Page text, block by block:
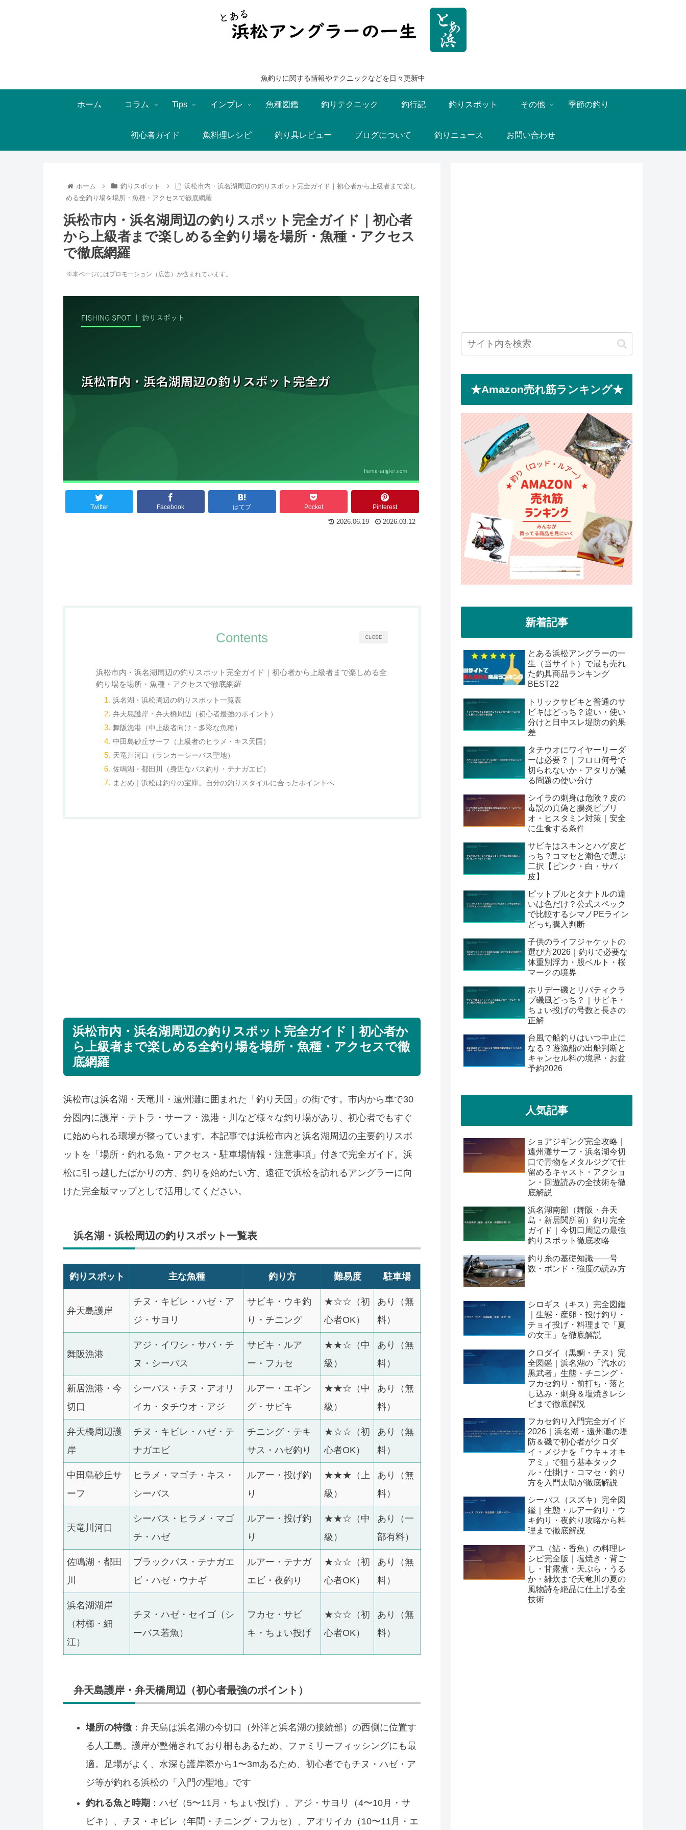
魚釣りに関する情報やテクニックなどを日々更新中
ホーム コラム Tips インプレ 魚種図鑑 釣りテクニック 釣行記 釣りスポット その他 季節の釣り
初心者ガイド 魚料理レシピ 釣り具レビュー ブログについて 釣りニュース お問い合わせ
ホーム 釣りスポット
浜松市内・浜名湖周辺の釣りスポット完全ガイド｜初心者から上級者まで楽し
める全釣り場を場所・魚種・アクセスで徹底網羅
浜松市内・浜名湖周辺の釣りスポット完全ガイド｜初心者
から上級者まで楽しめる全釣り場を場所・魚種・アクセス
で徹底網羅
※本ページにはプロモーション（広告）が含まれています。
Twitter Facebook はてブ Pocket Pinterest
2026.06.19 2026.03.12
CLOSE
Contents
浜松市内・浜名湖周辺の釣りスポット完全ガイド｜初心者から上級者まで楽しめる全
釣り場を場所・魚種・アクセスで徹底網羅
浜名湖・浜松周辺の釣りスポット一覧表
弁天島護岸・弁天橋周辺（初心者最強のポイント）
舞阪漁港（中上級者向け・多彩な魚種）
中田島砂丘サーフ（上級者のヒラメ・キス天国）
天竜川河口（ランカーシーバス聖地）
佐鳴湖・都田川（身近なバス釣り・テナガエビ）
まとめ｜浜松は釣りの宝庫。自分の釣りスタイルに合ったポイントへ
浜松市内・浜名湖周辺の釣りスポット完全ガイド｜初心者か
ら上級者まで楽しめる全釣り場を場所・魚種・アクセスで徹
底網羅
浜松市は浜名湖・天竜川・遠州灘に囲まれた「釣り天国」の街です。市内から車で30
分圏内に護岸・テトラ・サーフ・漁港・川など様々な釣り場があり、初心者でもすぐ
に始められる環境が整っています。本記事では浜松市内と浜名湖周辺の主要釣りスポ
ットを「場所・釣れる魚・アクセス・駐車場情報・注意事項」付きで完全ガイド。浜
松に引っ越したばかりの方、釣りを始めたい方、遠征で浜松を訪れるアングラーに向
けた完全版マップとして活用してください。
浜名湖・浜松周辺の釣りスポット一覧表
釣りスポット 主な魚種 釣り方 難易度 駐車場
弁天島護岸
チヌ・キビレ・ハゼ・ア
ジ・サヨリ
サビキ・ウキ釣
り・チニング
★☆☆（初
心者OK）
あり（無
料）
舞阪漁港
アジ・イワシ・サバ・チ
ヌ・シーバス
サビキ・ルア
ー・フカセ
★★☆（中
級）
あり（無
料）
新居漁港・今
切口
シーバス・チヌ・アオリ
イカ・タチウオ・アジ
ルアー・エギン
グ・サビキ
★★☆（中
級）
あり（無
料）
弁天橋周辺護
岸
チヌ・キビレ・ハゼ・テ
ナガエビ
チニング・テキ
サス・ハゼ釣り
★☆☆（初
心者OK）
あり（無
料）
中田島砂丘サ
ーフ
ヒラメ・マゴチ・キス・
シーバス
ルアー・投げ釣
り
★★★（上
級）
あり（無
料）
天竜川河口
シーバス・ヒラメ・マゴ
チ・ハゼ
ルアー・投げ釣
り
★★☆（中
級）
あり（一
部有料）
佐鳴湖・都田
川
ブラックバス・テナガエ
ビ・ハゼ・ウナギ
ルアー・テナガ
エビ・夜釣り
★☆☆（初
心者OK）
あり（無
料）
浜名湖湖岸
（村櫛・細
江）
チヌ・ハゼ・セイゴ（シ
ーバス若魚）
フカセ・サビ
キ・ちょい投げ
★☆☆（初
心者OK）
あり（無
料）
弁天島護岸・弁天橋周辺（初心者最強のポイント）
場所の特徴：弁天島は浜名湖の今切口（外洋と浜名湖の接続部）の西側に位置す
る人工島。護岸が整備されており柵もあるため、ファミリーフィッシングにも最
適。足場がよく、水深も護岸際から1〜3mあるため、初心者でもチヌ・ハゼ・ア
ジ等が釣れる浜松の「入門の聖地」です
釣れる魚と時期 ：ハゼ（5〜11月・ちょい投げ）、アジ・サヨリ（4〜10月・サ
ビキ）、チヌ・キビレ（年間・チニング・フカセ）、アオリイカ（10〜11月・エ
★Amazon売れ筋ランキング★
新着記事
とある浜松アングラーの一
生（当サイト）で最も売れ
た釣具商品ランキング
BEST22
トリックサビキと普通のサ
ビキはどっち？違い・使い
分けと日中スレ堤防の釣果
差
タチウオにワイヤーリーダ
ーは必要？｜フロロ何号で
切られないか・アタリが減
る問題の使い分け
シイラの刺身は危険？皮の
毒説の真偽と腸炎ビブリ
オ・ヒスタミン対策｜安全
に生食する条件
サビキはスキンとハゲ皮ど
っち？コマセと潮色で選ぶ
二択【ピンク・白・サバ
皮】
ピットブルとタナトルの違
いは色だけ？公式スペック
で比較するシマノPEライン
どっち購入判断
子供のライフジャケットの
選び方2026｜釣りで必要な
体重別浮力・股ベルト・桜
マークの境界
ホリデー磯とリバティクラ
ブ磯風どっち？｜サビキ・
ちょい投げの号数と長さの
正解
台風で船釣りはいつ中止に
なる？遊漁船の出船判断と
キャンセル料の境界・お盆
予約2026
人気記事
ショアジギング完全攻略｜
遠州灘サーフ・浜名湖今切
口で青物をメタルジグで仕
留めるキャスト・アクショ
ン・回遊読みの全技術を徹
底解説
浜名湖南部（舞阪・弁天
島・新居関所前）釣り完全
ガイド｜今切口周辺の最強
釣りスポット徹底攻略
釣り糸の基礎知識——号
数・ポンド・強度の読み方
シロギス（キス）完全図鑑
｜生態・産卵・投げ釣り・
チョイ投げ・料理まで「夏
の女王」を徹底解説
クロダイ（黒鯛・チヌ）完
全図鑑｜浜名湖の「汽水の
黒武者」生態・チニング・
フカセ釣り・前打ち・落と
し込み・刺身＆塩焼きレシ
ピまで徹底解説
フカセ釣り入門完全ガイド
2026｜浜名湖・遠州灘の堤
防＆磯で初心者がクロダ
イ・メジナを「ウキ＋オキ
アミ」で狙う基本タック
ル・仕掛け・コマセ・釣り
方を入門太助が徹底解説
シーバス（スズキ）完全図
鑑｜生態・ルアー釣り・ウ
キ釣り・夜釣り攻略から料
理まで徹底解説
アユ（鮎・香魚）の料理レ
シピ完全版｜塩焼き・背ご
し・甘露煮・天ぷら・うる
か・雑炊まで天竜川の夏の
風物詩を絶品に仕上げる全
技術